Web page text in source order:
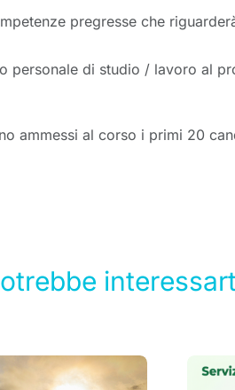
pregresse che
di studio / lavoro al
ammessi al corso i primi 20